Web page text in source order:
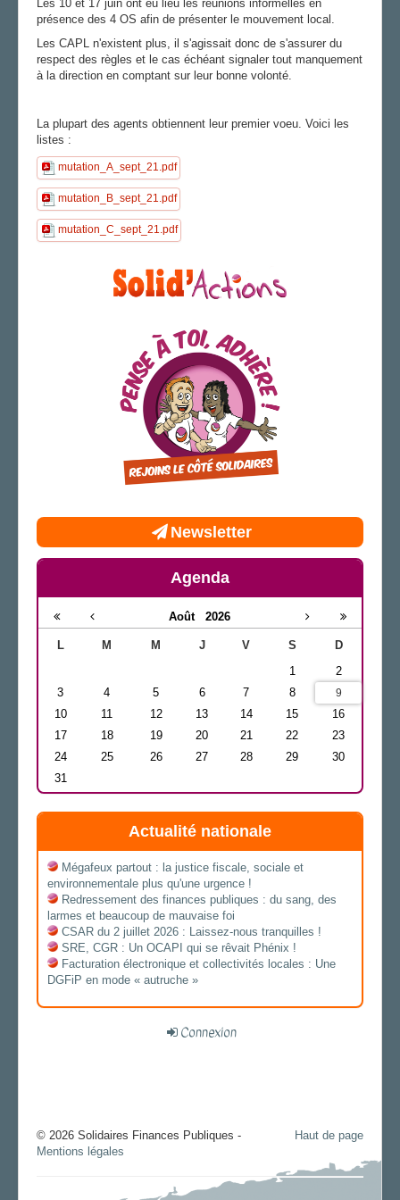
AGENDA
ADHÉRER
Les 10 et 17 juin ont eu lieu les réunions informelles en
présence des 4 OS afin de présenter le mouvement local.
Les CAPL n'existent plus, il s'agissait donc de s'assurer du
respect des règles et le cas échéant signaler tout manquement
à la direction en comptant sur leur bonne volonté.
La plupart des agents obtiennent leur premier voeu. Voici les
listes :
mutation_A_sept_21.pdf
mutation_B_sept_21.pdf
mutation_C_sept_21.pdf
Newsletter
Agenda
Août 2026
L M M J V S
D
1
2
3
4 5 6 7 8 9
10 11 12 13 14 15
16
17
18 19 20 21 22
23
24
25 26 27 28 29
30
31
Actualité nationale
Mégafeux partout : la justice fiscale, sociale et
environnementale plus qu'une urgence !
Redressement des finances publiques : du sang, des
larmes et beaucoup de mauvaise foi
CSAR du 2 juillet 2026 : Laissez-nous tranquilles !
SRE, CGR : Un OCAPI qui se rêvait Phénix !
Facturation électronique et collectivités locales : Une
DGFiP en mode « autruche »
Connexion
Haut de page
© 2026 Solidaires Finances Publiques -
Mentions légales